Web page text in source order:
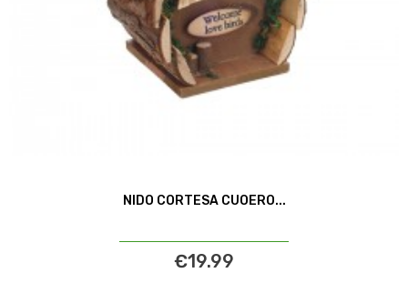
NIDO CORTESA CUOERO...
€19.99